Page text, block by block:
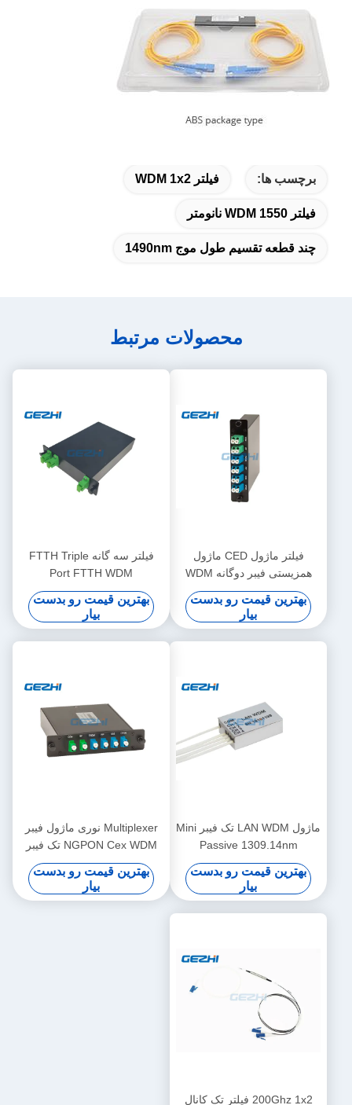
برچسب ها: فیلتر WDM 1x2
فیلتر WDM 1550 نانومتر
چند قطعه تقسیم طول موج 1490nm
محصولات مرتبط
فیلتر ماژول CED ماژول
همزیستی فیبر دوگانه WDM
بهترین قیمت رو بدست
بیار
فیلتر سه گانه FTTH Triple
Port FTTH WDM
بهترین قیمت رو بدست
بیار
ماژول LAN WDM تک فیبر Mini
Passive 1309.14nm
بهترین قیمت رو بدست
بیار
Multiplexer نوری ماژول فیبر
NGPON Cex WDM تک فیبر
بهترین قیمت رو بدست
بیار
200Ghz 1x2 فیلتر تک کانال